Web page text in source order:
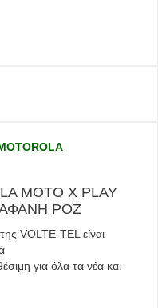
MOTO X PLAY
ΡΟΖ
VOLTE-TEL είναι
για όλα τα νέα και